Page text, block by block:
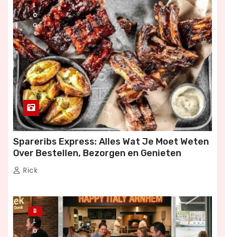
L
O
G
Spareribs Express: Alles Wat Je Moet Weten
Over Bestellen, Bezorgen en Genieten
Rick
B
L
O